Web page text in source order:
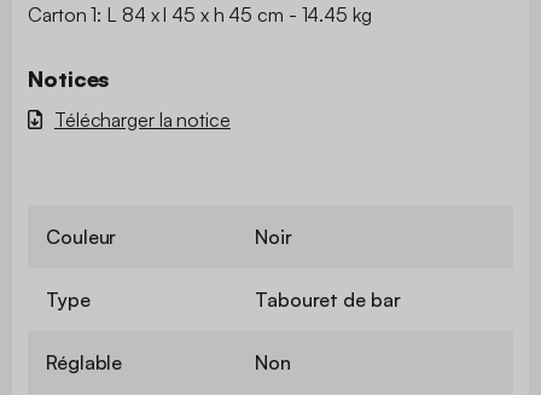
Carton 1: L 84 x l 45 x h 45 cm - 14.45 kg
Notices
Télécharger la notice
Couleur Noir
Type Tabouret de bar
Réglable Non